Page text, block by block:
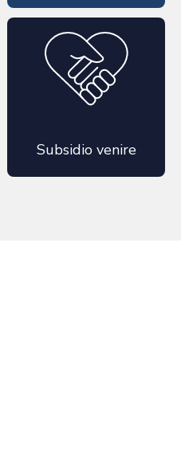
Subsidio venire